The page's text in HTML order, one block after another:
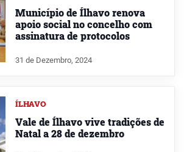
Município de Ílhavo renova
apoio social no concelho com
assinatura de protocolos
31 de Dezembro, 2024
ÍLHAVO
Vale de Ílhavo vive tradições de
Natal a 28 de dezembro